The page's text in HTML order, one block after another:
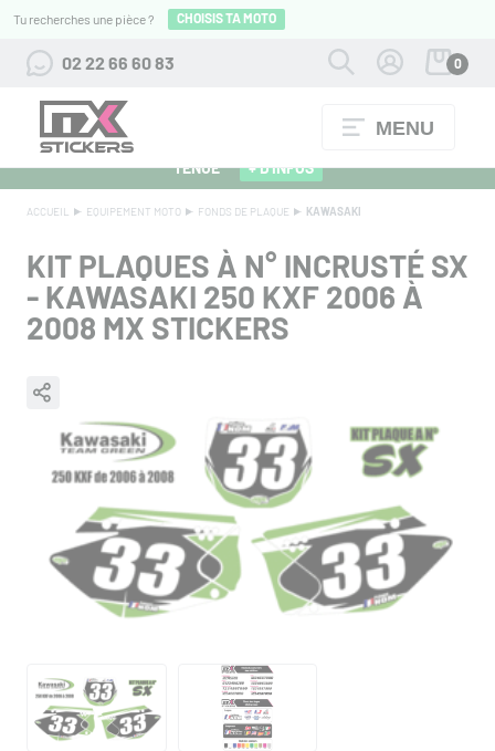
Tu recherches une pièce ? CHOISIS TA MOTO
02 22 66 60 83 0
MENU
ALPINESTARS 27 : FLOCAGE OFFERT POUR L'ACHAT D'UNE
TENUE
+ D'INFOS
ACCUEIL EQUIPEMENT MOTO FONDS DE PLAQUE KAWASAKI
KIT PLAQUES À N° INCRUSTÉ SX
- KAWASAKI 250 KXF 2006 À
2008 MX STICKERS